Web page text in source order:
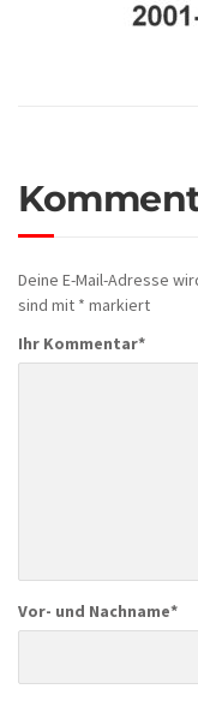
Deine E-Mail-Adresse
sind mit * markiert
Ihr Kommentar*
Vor- und Nachname*